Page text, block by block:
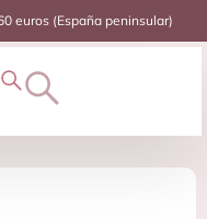
euros (España peninsular)